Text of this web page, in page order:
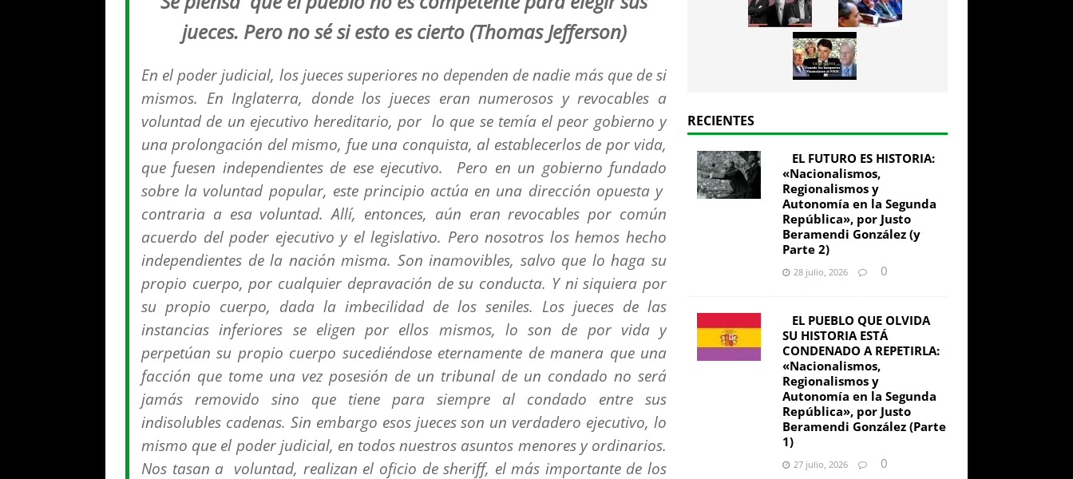
jueces. Pero no sé si esto es cierto (Thomas Jefferson)
En el poder judicial, los jueces superiores no dependen de nadie más que de sí
mismos. En Inglaterra, donde los jueces eran numerosos y revocables a
voluntad de un ejecutivo hereditario, por lo que se temía el peor gobierno y
una prolongación del mismo, fue una conquista, al establecerlos de por vida,
que fuesen independientes de ese ejecutivo. Pero en un gobierno fundado
sobre la voluntad popular, este principio actúa en una dirección opuesta y
contraria a esa voluntad. Allí, entonces, aún eran revocables por común
acuerdo del poder ejecutivo y el legislativo. Pero nosotros los hemos hecho
independientes de la nación misma. Son inamovibles, salvo que lo haga su
propio cuerpo, por cualquier depravación de su conducta. Y ni siquiera por
su propio cuerpo, dada la imbecilidad de los seniles. Los jueces de las
instancias inferiores se eligen por ellos mismos, lo son de por vida y
perpetúan su propio cuerpo sucediéndose eternamente de manera que una
facción que tome una vez posesión de un tribunal de un condado no será
jamás removido sino que tiene para siempre al condado entre sus
indisolubles cadenas. Sin embargo esos jueces son un verdadero ejecutivo, lo
mismo que el poder judicial, en todos nuestros asuntos menores y ordinarios.
Nos tasan a voluntad, realizan el oficio de sheriff, el más importante de los
RECIENTES
EL FUTURO ES HISTORIA:
«Nacionalismos,
Regionalismos y
Autonomía en la Segunda
República», por Justo
Beramendi González (y
Parte 2)
28 julio, 2026 0
EL PUEBLO QUE OLVIDA
SU HISTORIA ESTÁ
CONDENADO A REPETIRLA:
«Nacionalismos,
Regionalismos y
Autonomía en la Segunda
República», por Justo
Beramendi González (Parte
1)
27 julio, 2026 0